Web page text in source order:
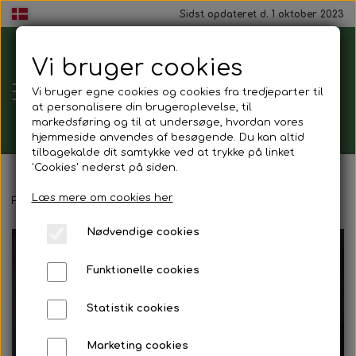
Sidst opdateret d. 1 oktober 2023
Tårnborg
Forsamlingshus
Gavekort
Mad ud af huset
Mindestund
Forside Mad ud af huset Smørrebrød
Vi bruger cookies
Vi bruger egne cookies og cookies fra tredjeparter til
at personalisere din brugeroplevelse, til
markedsføring og til at undersøge, hvordan vores
hjemmeside anvendes af besøgende. Du kan altid
tilbagekalde dit samtykke ved at trykke på linket
'Cookies' nederst på siden.
Læs mere om cookies her
Nødvendige cookies
Funktionelle cookies
Statistik cookies
Marketing cookies